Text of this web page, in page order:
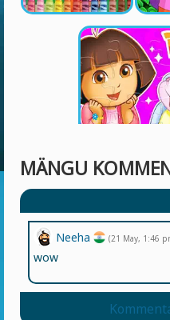
MÄNGU
Neeha (21 May, 1:46
wow